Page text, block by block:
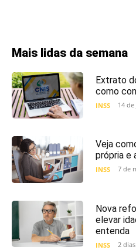
Mais lidas da semana
Extrato
como
INSS 14
Veja
própria e
INSS 7 de
Nova
elevar
entenda
INSS 2